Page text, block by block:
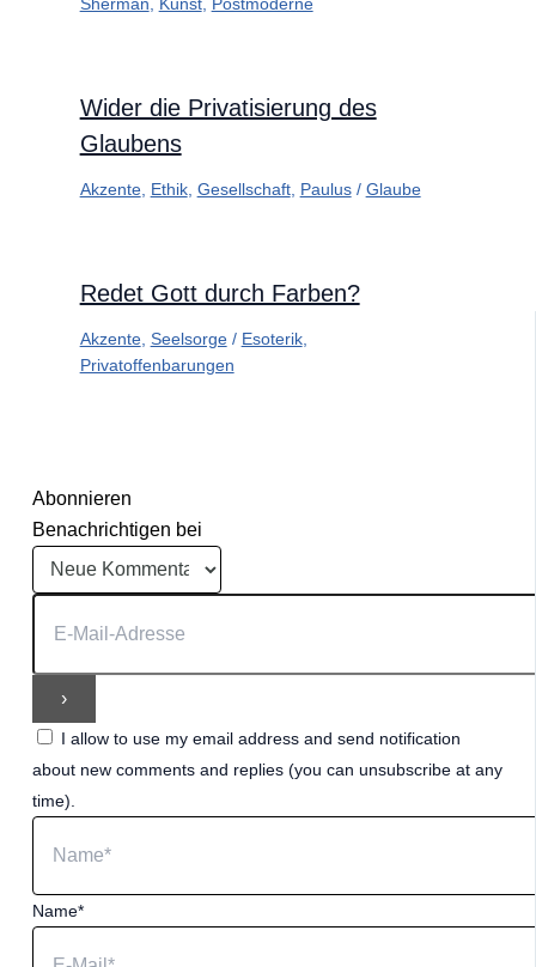
Wider die Privatisierung des
Glaubens
Akzente, Ethik, Gesellschaft, Paulus/ Glaube
Redet Gott durch Farben?
Akzente, Seelsorge/ Esoterik,
Privatoffenbarungen
Abonnieren
Benachrichtigen bei
I allow to use my email address and send notification
about new comments and replies (you can unsubscribe at any
time).
Name*